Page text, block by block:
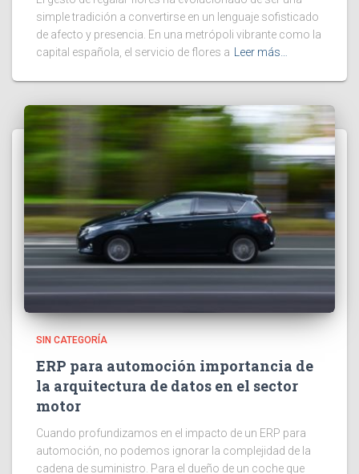
simple tradición a convertirse en un lenguaje sofisticado
de afecto y presencia. En una metrópoli vibrante como la
capital española, el servicio de flores a Leer más…
SIN CATEGORÍA
ERP para automoción importancia de
la arquitectura de datos en el sector
motor
Cuando profundizamos en el impacto de un ERP para
automoción, no podemos ignorar la complejidad de la
cadena de suministro. Para el dueño de un coche que